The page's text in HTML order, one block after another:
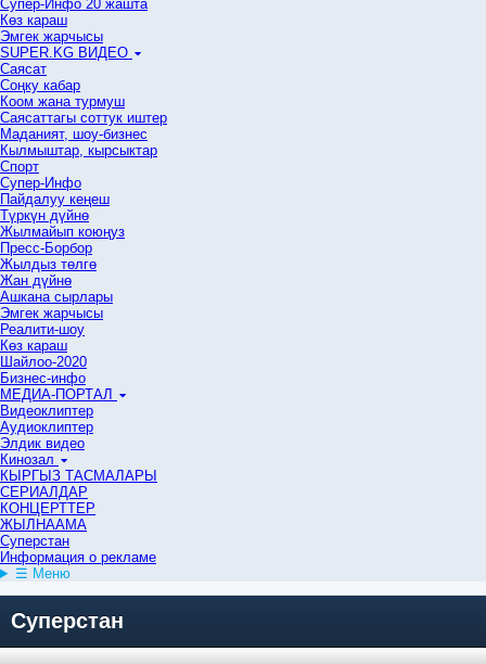
Супер-Инфо 20 жашта
Көз караш
Эмгек жарчысы
SUPER.KG ВИДЕО
Саясат
Cоңку кабар
Коом жана турмуш
Саясаттагы соттук иштер
Маданият, шоу-бизнес
Кылмыштар, кырсыктар
Спорт
Супер-Инфо
Пайдалуу кеңеш
Түркүн дүйнө
Жылмайып коюңуз
Пресс-Борбор
Жылдыз төлгө
Жан дүйнө
Ашкана сырлары
Эмгек жарчысы
Реалити-шоу
Көз караш
Шайлоо-2020
Бизнес-инфо
МЕДИА-ПОРТАЛ
Видеоклиптер
Аудиоклиптер
Элдик видео
Кинозал
КЫРГЫЗ ТАСМАЛАРЫ
СЕРИАЛДАР
КОНЦЕРТТЕР
ЖЫЛНААМА
Суперстан
Информация о рекламе
☰ Меню
Суперстан